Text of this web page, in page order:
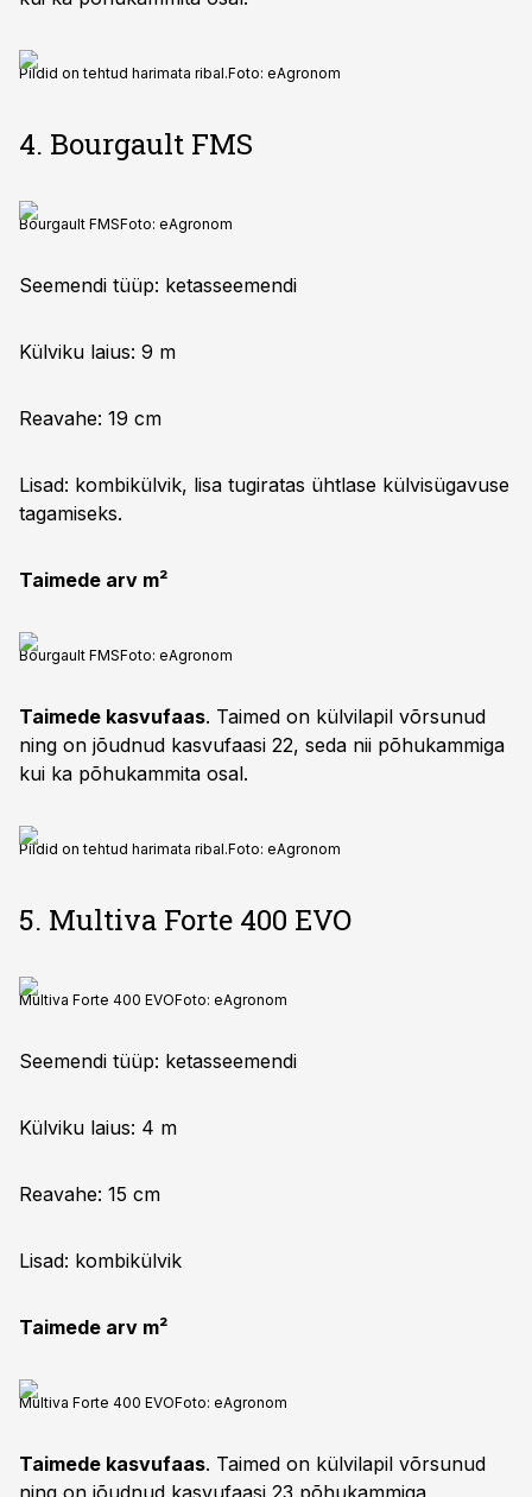
Pildid on tehtud harimata ribal.Foto: eAgronom
4. Bourgault FMS
Bourgault FMSFoto: eAgronom
Seemendi tüüp: ketasseemendi
Külviku laius: 9 m
Reavahe: 19 cm
Lisad: kombikülvik, lisa tugiratas ühtlase külvisügavuse
tagamiseks.
Taimede arv m²
Bourgault FMSFoto: eAgronom
Taimede kasvufaas. Taimed on külvilapil võrsunud
ning on jõudnud kasvufaasi 22, seda nii põhukammiga
kui ka põhukammita osal.
Pildid on tehtud harimata ribal.Foto: eAgronom
5. Multiva Forte 400 EVO
Multiva Forte 400 EVOFoto: eAgronom
Seemendi tüüp: ketasseemendi
Külviku laius: 4 m
Reavahe: 15 cm
Lisad: kombikülvik
Taimede arv m²
Multiva Forte 400 EVOFoto: eAgronom
Taimede kasvufaas. Taimed on külvilapil võrsunud
ning on jõudnud kasvufaasi 23 põhukammiga